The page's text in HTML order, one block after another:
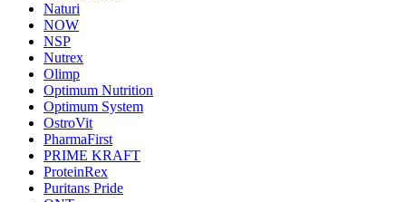
Naturi
NOW
NSP
Nutrex
Olimp
Optimum Nutrition
Optimum System
OstroVit
PharmaFirst
PRIME KRAFT
ProteinRex
Puritans Pride